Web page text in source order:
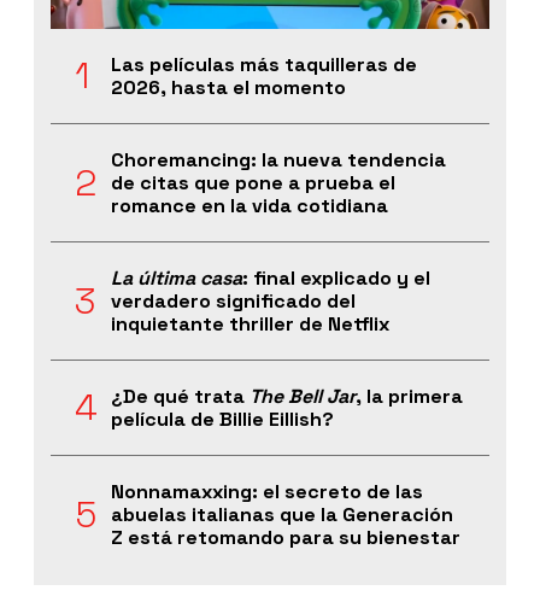
Las películas más taquilleras de
2026, hasta el momento
Choremancing: la nueva tendencia
de citas que pone a prueba el
romance en la vida cotidiana
La última casa: final explicado y el
verdadero significado del
inquietante thriller de Netflix
¿De qué trata The Bell Jar, la primera
película de Billie Eillish?
Nonnamaxxing: el secreto de las
abuelas italianas que la Generación
Z está retomando para su bienestar